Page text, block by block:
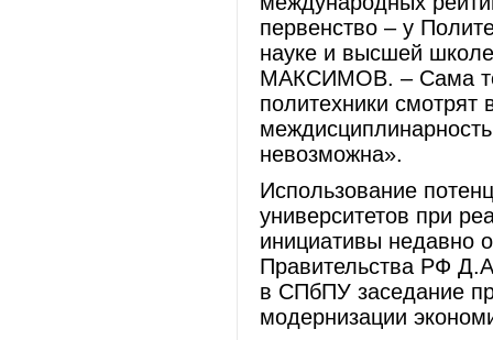
первенство – у
науке и высшей
МАКСИМОВ. – Сама
политехники
невозможна».
Использование
университетов при
инициативы недавно
Правительства РФ
в СПбПУ заседание
модернизации